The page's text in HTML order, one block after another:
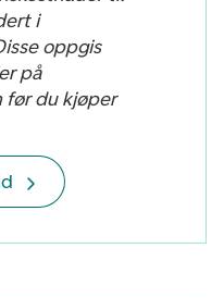
i
oppgis
på
før du kjøper